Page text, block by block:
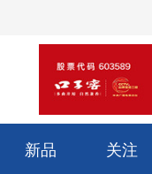
新品 关注